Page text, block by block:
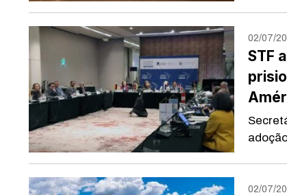
02/07/
STF
02/07/